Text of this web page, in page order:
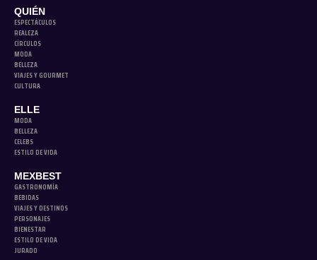
QUIÉN
ESPECTÁCULOS
REALEZA
CÍRCULOS
MODA
BELLEZA
VIAJES Y GOURMET
CULTURA
ELLE
MODA
BELLEZA
CELEBS
ESTILO DE VIDA
MEXBEST
GASTRONOMÍA
BEBIDAS
VIAJES Y DESTINOS
PERSONAJES
BIENESTAR
ESTILO DE VIDA
JURADO